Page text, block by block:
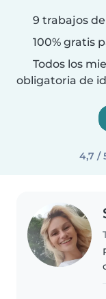
9 trabajos
100% gratis
Todos los
obligatoria de
4,7 /